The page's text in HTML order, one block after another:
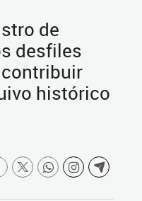
de
desfiles
histórico